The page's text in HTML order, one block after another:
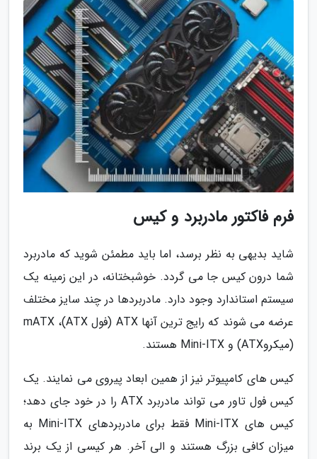
فرم فاکتور مادربرد و کیس
شاید بدیهی به نظر برسد، اما باید مطمئن شوید که مادربرد
شما درون کیس جا می گردد. خوشبختانه، در این زمینه یک
سیستم استاندارد وجود دارد. مادربردها در چند سایز مختلف
عرضه می شوند که رایج ترین آنها ATX (فول ATX)، mATX
(میکروATX) و Mini-ITX هستند.
کیس های کامپیوتر نیز از همین ابعاد پیروی می نمایند. یک
کیس فول تاور می تواند مادربرد ATX را در خود جای دهد؛
کیس های Mini-ITX فقط برای مادربردهای Mini-ITX به
میزان کافی بزرگ هستند و الی آخر. هر کیسی از یک برند